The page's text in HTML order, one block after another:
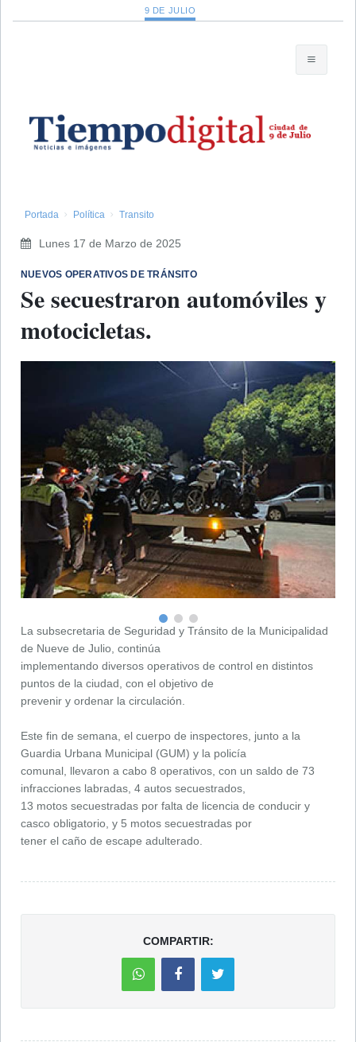
9 DE JULIO
Portada Política Transito
Lunes 17 de Marzo de 2025
​NUEVOS OPERATIVOS DE TRÁNSITO
Se secuestraron automóviles y
motocicletas.
La subsecretaria de Seguridad y Tránsito de la Municipalidad
de Nueve de Julio, continúa
implementando diversos operativos de control en distintos
puntos de la ciudad, con el objetivo de
prevenir y ordenar la circulación.
Este fin de semana, el cuerpo de inspectores, junto a la
Guardia Urbana Municipal (GUM) y la policía
comunal, llevaron a cabo 8 operativos, con un saldo de 73
infracciones labradas, 4 autos secuestrados,
13 motos secuestradas por falta de licencia de conducir y
casco obligatorio, y 5 motos secuestradas por
tener el caño de escape adulterado.
COMPARTIR: